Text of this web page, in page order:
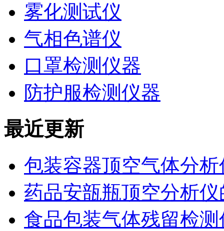
雾化测试仪
气相色谱仪
口罩检测仪器
防护服检测仪器
最近更新
包装容器顶空气体分
药品安瓿瓶顶空分析
食品包装气体残留检